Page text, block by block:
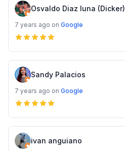
Osvaldo Diaz luna (Dicker)
7 years ago on Google
Sandy Palacios
7 years ago on Google
ivan anguiano